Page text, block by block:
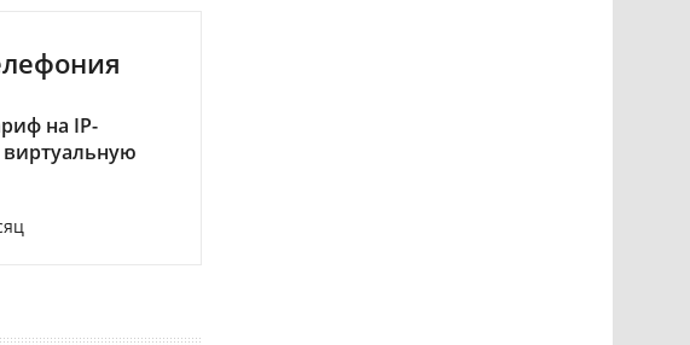
на IP-